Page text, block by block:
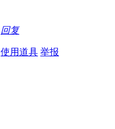
回复
使用道具 举报